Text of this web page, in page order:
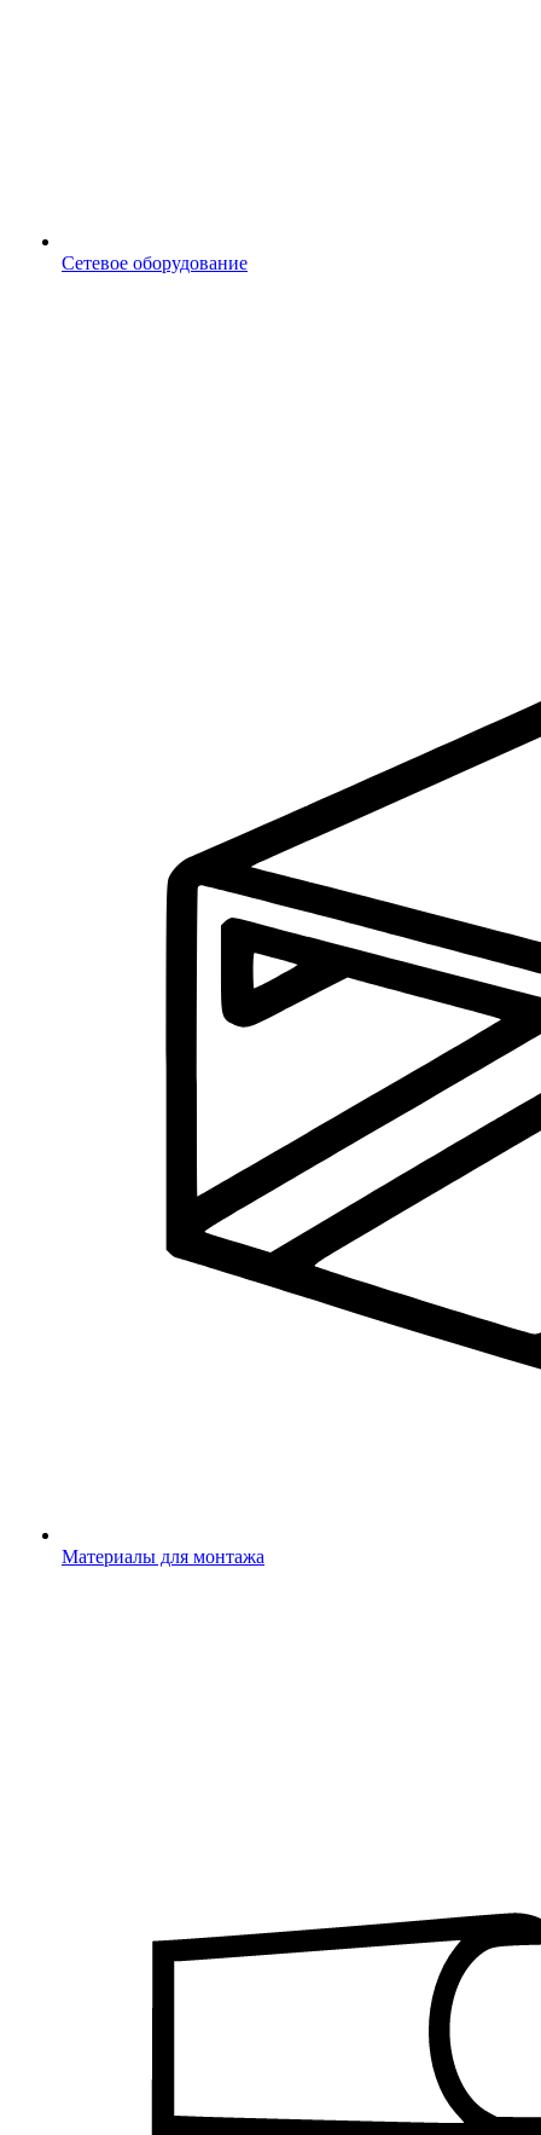
Сетевое оборудование
Материалы для монтажа